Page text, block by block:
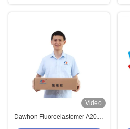
Video
Dawhon Fluoroelastomer A201c